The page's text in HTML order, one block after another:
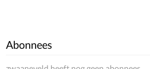
Abonnees